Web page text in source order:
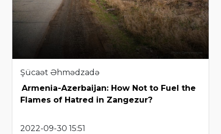
Şücaət Əhmədzadə
Armenia-Azerbaijan: How Not to Fuel the
Flames of Hatred in Zangezur?
2022-09-30 15:51